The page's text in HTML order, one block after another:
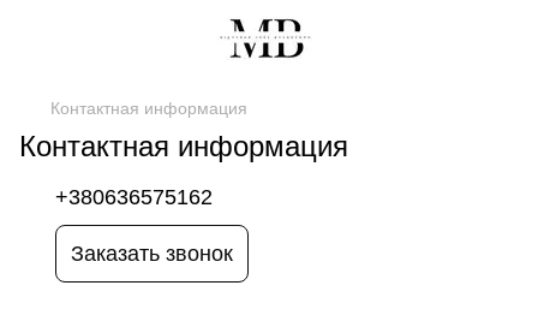
Контактная информация
Контактная информация
+380636575162
Заказать звонок